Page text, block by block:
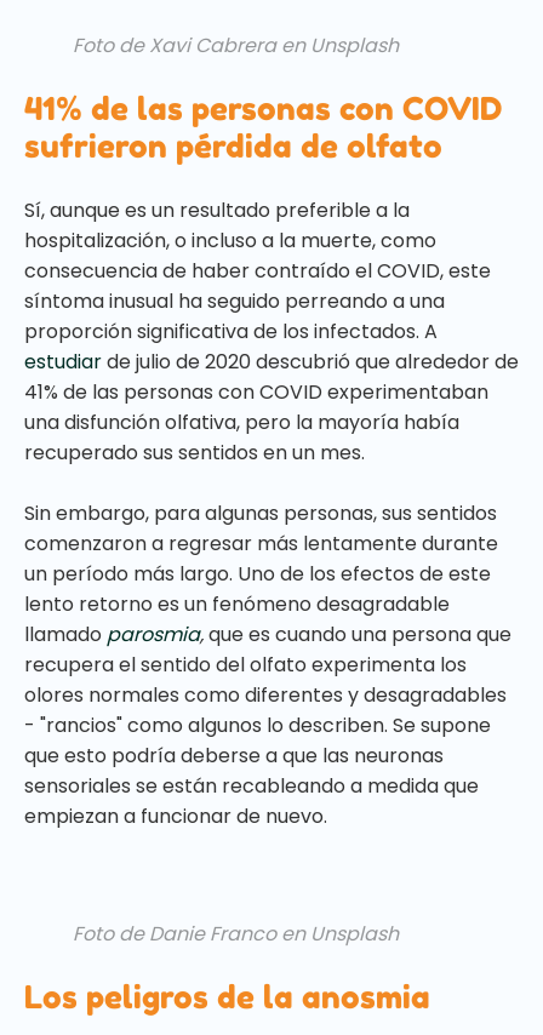
Foto de Xavi Cabrera en Unsplash
41% de las personas con COVID
sufrieron pérdida de olfato
Sí, aunque es un resultado preferible a la
hospitalización, o incluso a la muerte, como
consecuencia de haber contraído el COVID, este
síntoma inusual ha seguido perreando a una
proporción significativa de los infectados. A
estudiarde julio de 2020 descubrió que alrededor de
41% de las personas con COVID experimentaban
una disfunción olfativa, pero la mayoría había
recuperado sus sentidos en un mes.
Sin embargo, para algunas personas, sus sentidos
comenzaron a regresar más lentamente durante
un período más largo. Uno de los efectos de este
lento retorno es un fenómeno desagradable
llamado parosmia,que es cuando una persona que
recupera el sentido del olfato experimenta los
olores normales como diferentes y desagradables
- "rancios" como algunos lo describen. Se supone
que esto podría deberse a que las neuronas
sensoriales se están recableando a medida que
empiezan a funcionar de nuevo.
Foto de Danie Franco en Unsplash
Los peligros de la anosmia